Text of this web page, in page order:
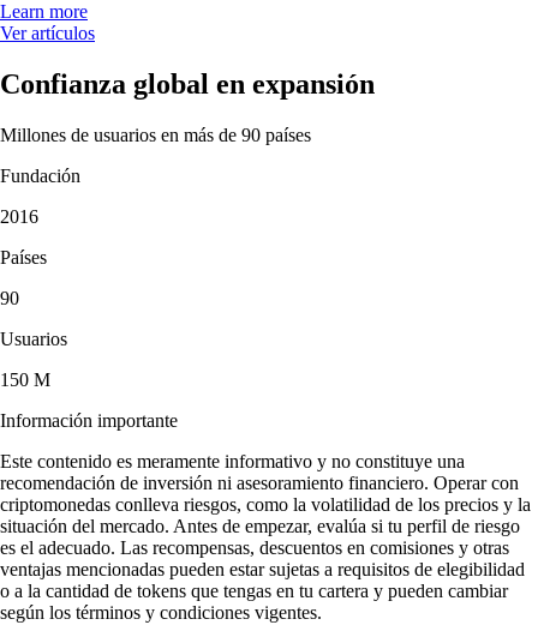
Learn more
Ver artículos
Confianza global en expansión
Millones de usuarios en más de 90 países
Fundación
2016
Países
90
Usuarios
150 M
Información importante
Este contenido es meramente informativo y no constituye una
recomendación de inversión ni asesoramiento financiero. Operar con
criptomonedas conlleva riesgos, como la volatilidad de los precios y la
situación del mercado. Antes de empezar, evalúa si tu perfil de riesgo
es el adecuado. Las recompensas, descuentos en comisiones y otras
ventajas mencionadas pueden estar sujetas a requisitos de elegibilidad
o a la cantidad de tokens que tengas en tu cartera y pueden cambiar
según los términos y condiciones vigentes.